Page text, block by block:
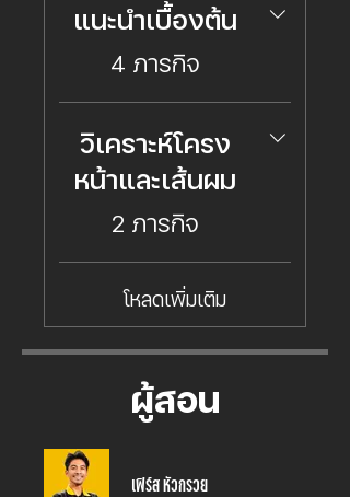
แนะนำเบื้องต้น
.
4 ภารกิจ
วิเคราะห์โครง
หน้าและเส้นผม
.
2 ภารกิจ
โหลดเพิ่มเติม
ผู้สอน
เฟิร์ส หัวกรวย